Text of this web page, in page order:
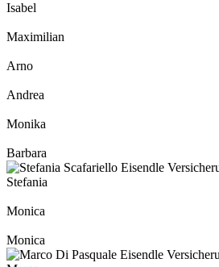
Isabel
Maximilian
Arno
Andrea
Monika
Barbara
Stefania
Monica
Monica